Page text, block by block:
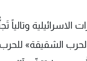
وتالياً
الشقيقة»